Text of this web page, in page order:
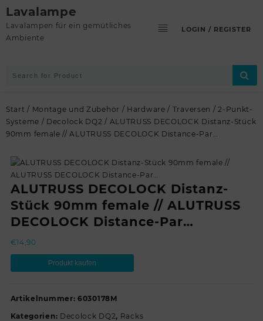
Skip
to
content
Lavalampe
Lavalampen für ein gemütliches
Ambiente
LOGIN / REGISTER
Start / Montage und Zubehör / Hardware / Traversen /2-Punkt-
Systeme / Decolock DQ2 / ALUTRUSS DECOLOCK Distanz-Stück
90mm female // ALUTRUSS DECOLOCK Distance-Par…
ALUTRUSS DECOLOCK Distanz-
Stück 90mm female // ALUTRUSS
DECOLOCK Distance-Par…
€14,90
Produkt kaufen
Artikelnummer: 6030178M
Kategorien: Decolock DQ2, Racks